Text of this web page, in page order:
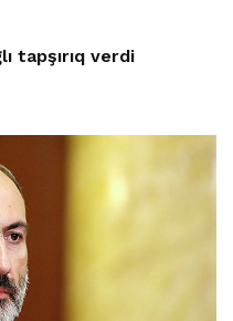
tapşırıq verdi